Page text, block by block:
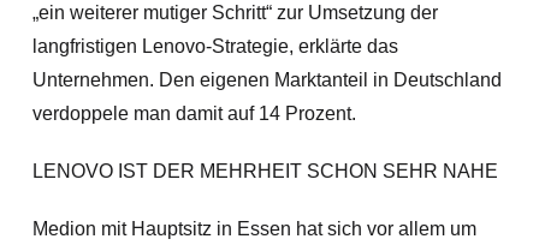
„ein weiterer mutiger Schritt“ zur Umsetzung der
langfristigen Lenovo-Strategie, erklärte das
Unternehmen. Den eigenen Marktanteil in Deutschland
verdoppele man damit auf 14 Prozent.
LENOVO IST DER MEHRHEIT SCHON SEHR NAHE
Medion mit Hauptsitz in Essen hat sich vor allem um